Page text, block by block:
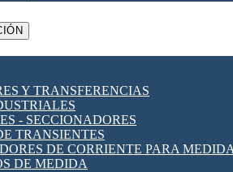
Y TRANSFERENCIAS
- SECCIONADORES
TRANSIENTES
DE CORRIENTE PARA
DE MEDIDA